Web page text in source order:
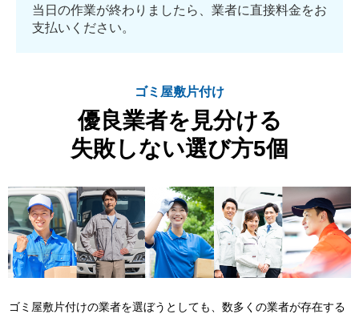
当日の作業が終わりましたら、業者に直接料金をお
支払いください。
ゴミ屋敷片付け
優良業者を見分ける
失敗しない選び方5個
ゴミ屋敷片付けの業者を選ぼうとしても、数多くの業者が存在する